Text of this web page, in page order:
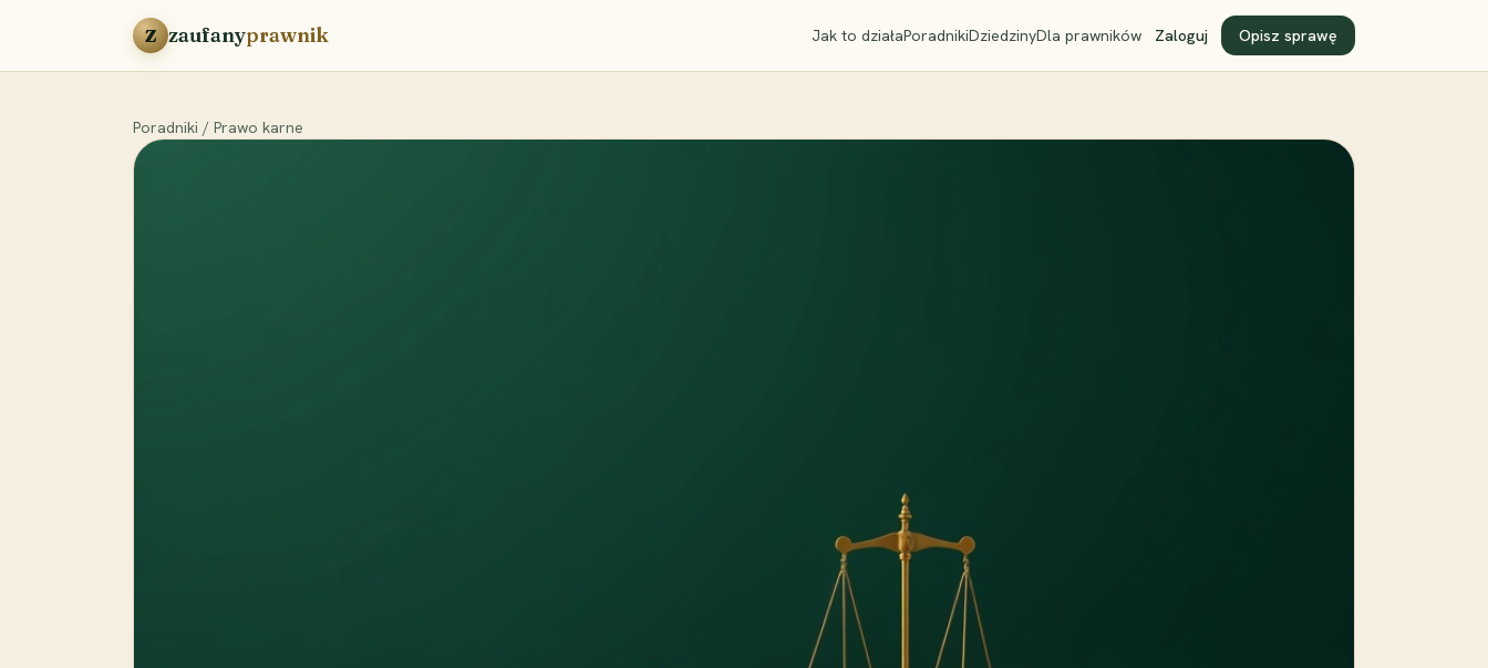
Przejdź do treści
Z zaufanyprawnik Jak to działaPoradnikiDziedzinyDla prawników Zaloguj Opisz sprawę
Poradniki / Prawo karne